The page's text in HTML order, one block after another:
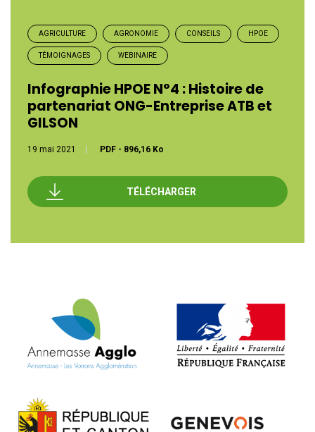
AGRICULTURE AGRONOMIE CONSEILS HPOE
TÉMOIGNAGES WEBINAIRE
Infographie HPOE N°4 : Histoire de
partenariat ONG-Entreprise ATB et
GILSON
19 mai 2021 PDF - 896,16 Ko
TÉLÉCHARGER